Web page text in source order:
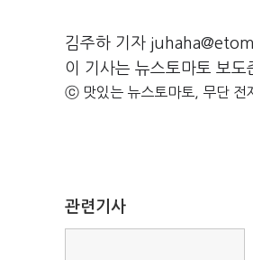
김주하 기자
이 기사는 뉴스토마토 보도
ⓒ 맛있는 뉴스토마토, 무단 전
관련기사